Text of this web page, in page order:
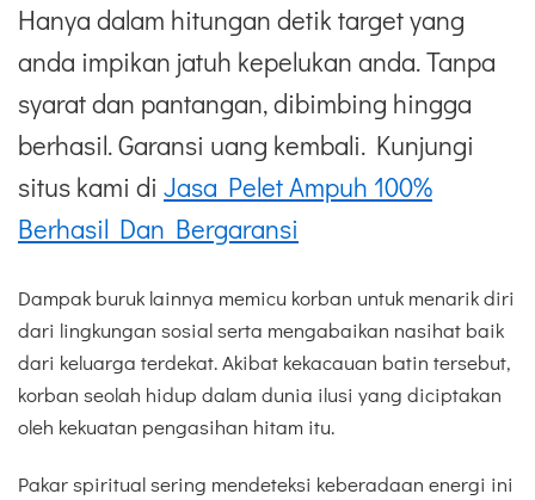
Hanya dalam hitungan detik target yang
anda impikan jatuh kepelukan anda. Tanpa
syarat dan pantangan, dibimbing hingga
berhasil. Garansi uang kembali. Kunjungi
situs kami di Jasa Pelet Ampuh 100%
Berhasil Dan Bergaransi
Dampak buruk lainnya memicu korban untuk menarik diri
dari lingkungan sosial serta mengabaikan nasihat baik
dari keluarga terdekat. Akibat kekacauan batin tersebut,
korban seolah hidup dalam dunia ilusi yang diciptakan
oleh kekuatan pengasihan hitam itu.
Pakar spiritual sering mendeteksi keberadaan energi ini